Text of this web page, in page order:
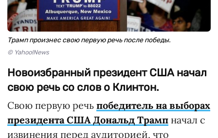
Трамп произнес свою первую речь после победы.
© Yahoo!News
Новоизбранный президент США начал
свою речь со слов о Клинтон.
Свою первую речь победитель на выборах
президента США Дональд Трамп начал с
извинения перед аудиторией, что